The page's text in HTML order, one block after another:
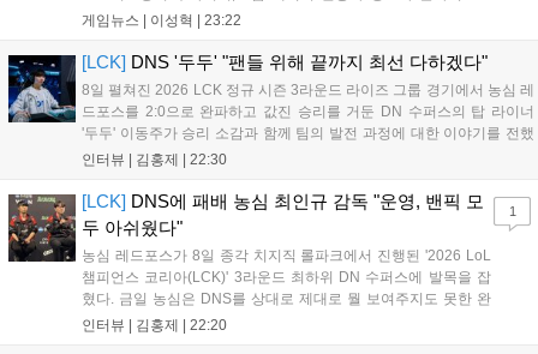
등장한다. 여름 시즌을 맞아 비치발리볼, 수상 오토바이 등 다채
의성도 강화된다. 8월 11일까지 사용 가능한 교환 코드 3종이 제
공되며, 상세 일정은 공식 채널을 통해 확인할 수 있다....
게임뉴스 | 이성혁 23:22
[LCK] DNS '두두' "팬들 위해 끝까지 최선 다하겠다"
8일 펼쳐진 2026 LCK 정규 시즌 3라운드 라이즈 그룹 경기에서 농심 레
드포스를 2:0으로 완파하고 값진 승리를 거둔 DN 수퍼스의 탑 라이너
'두두' 이동주가 승리 소감과 함께 팀의 발전 과정에 대한 이야기를 전했
다. 먼저 오랜만의 2:0 완승에 대해 '두두'는 "진짜 오랜만에 거둔 2:0 승
인터뷰 | 김홍제 22:30
[LCK] DNS에 패배 농심 최인규 감독 "운영, 밴픽 모
두 아쉬웠다"
농심 레드포스가 8일 종각 치지직 롤파크에서 진행된 '2026 LoL
챔피언스 코리아(LCK)' 3라운드 최하위 DN 수퍼스에 발목을 잡
혔다. 금일 농심은 DNS를 상대로 제대로 뭘 보여주지도 못한 완
패를 당하고 말았다. 이하 농심 레드포스 최인규 감독과 '리헨즈'
인터뷰 | 김홍제 22:20
1